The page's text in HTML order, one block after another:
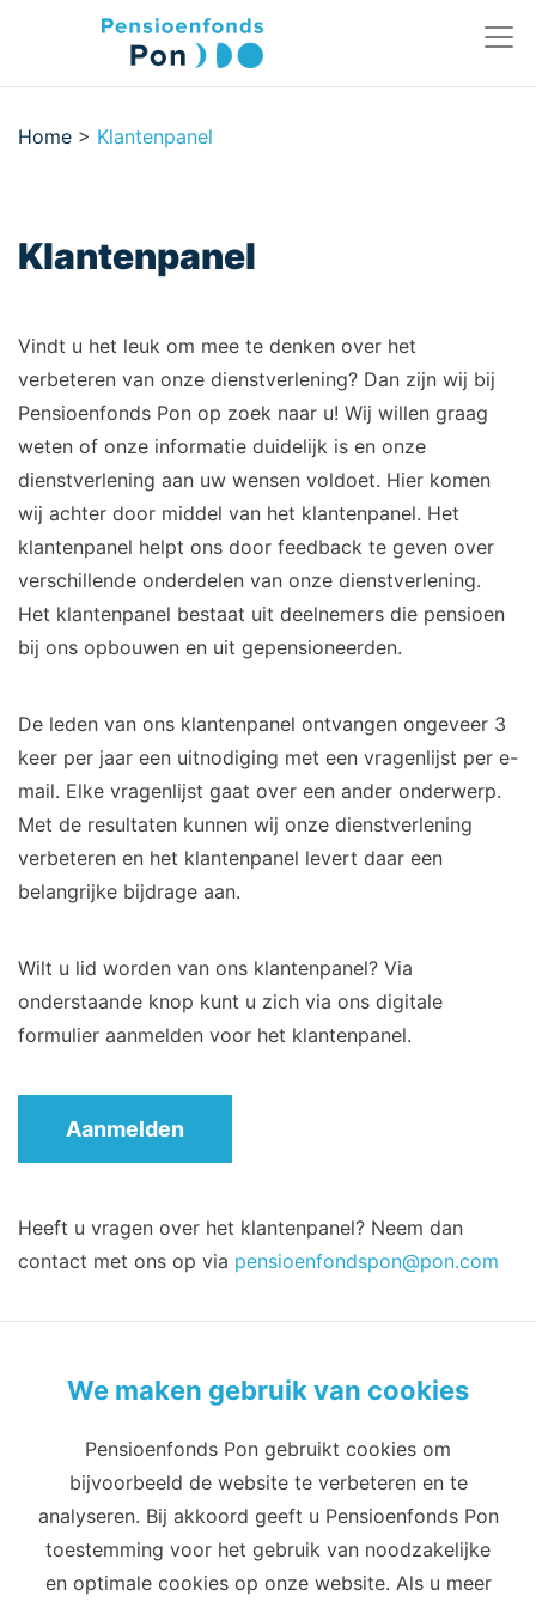
Home > Klantenpanel
Klantenpanel
Vindt u het leuk om mee te denken over het
verbeteren van onze dienstverlening? Dan zijn wij bij
Pensioenfonds Pon op zoek naar u! Wij willen graag
weten of onze informatie duidelijk is en onze
dienstverlening aan uw wensen voldoet. Hier komen
wij achter door middel van het klantenpanel. Het
klantenpanel helpt ons door feedback te geven over
verschillende onderdelen van onze dienstverlening.
Het klantenpanel bestaat uit deelnemers die pensioen
bij ons opbouwen en uit gepensioneerden.
De leden van ons klantenpanel ontvangen ongeveer 3
keer per jaar een uitnodiging met een vragenlijst per e-
mail. Elke vragenlijst gaat over een ander onderwerp.
Met de resultaten kunnen wij onze dienstverlening
verbeteren en het klantenpanel levert daar een
belangrijke bijdrage aan.
Wilt u lid worden van ons klantenpanel? Via
onderstaande knop kunt u zich via ons digitale
formulier aanmelden voor het klantenpanel.
Aanmelden
Heeft u vragen over het klantenpanel? Neem dan
contact met ons op via pensioenfondspon@pon.com
Terms of use
Cookie-instellingen
Email
info@pensioenfondspon.com
Telefoon
088 60 60 271
We maken gebruik van cookies
Pensioenfonds Pon gebruikt cookies om
bijvoorbeeld de website te verbeteren en te
analyseren. Bij akkoord geeft u Pensioenfonds Pon
toestemming voor het gebruik van noodzakelijke
en optimale cookies op onze website. Als u meer